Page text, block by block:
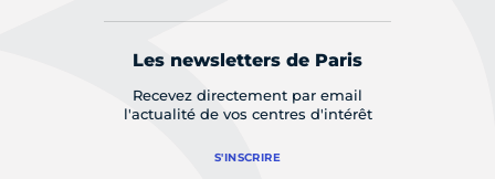
Les newsletters de Paris
Recevez directement par email
l'actualité de vos centres d'intérêt
S'INSCRIRE